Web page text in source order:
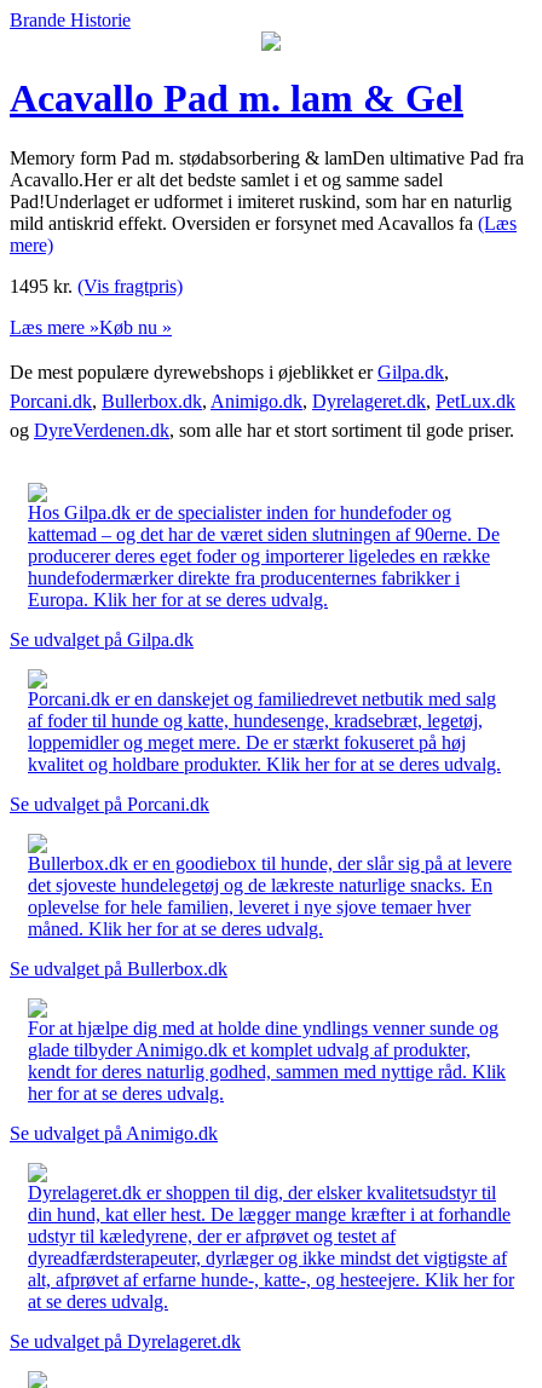
Brande Historie
Acavallo Pad m. lam & Gel
Memory form Pad m. stødabsorbering & lamDen ultimative Pad fra
Acavallo.Her er alt det bedste samlet i et og samme sadel
Pad!Underlaget er udformet i imiteret ruskind, som har en naturlig
mild antiskrid effekt. Oversiden er forsynet med Acavallos fa (Læs
mere)
1495 kr. (Vis fragtpris)
Læs mere »Køb nu »
De mest populære dyrewebshops i øjeblikket erGilpa.dk,
Porcani.dk, Bullerbox.dk, Animigo.dk, Dyrelageret.dk, PetLux.dk
og DyreVerdenen.dk, som alle har et stort sortiment til gode priser.
Hos Gilpa.dk er de specialister inden for hundefoder og
kattemad – og det har de været siden slutningen af 90erne. De
producerer deres eget foder og importerer ligeledes en række
hundefodermærker direkte fra producenternes fabrikker i
Europa. Klik her for at se deres udvalg.
Se udvalget på Gilpa.dk
Porcani.dk er en danskejet og familiedrevet netbutik med salg
af foder til hunde og katte, hundesenge, kradsebræt, legetøj,
loppemidler og meget mere. De er stærkt fokuseret på høj
kvalitet og holdbare produkter. Klik her for at se deres udvalg.
Se udvalget på Porcani.dk
Bullerbox.dk er en goodiebox til hunde, der slår sig på at levere
det sjoveste hundelegetøj og de lækreste naturlige snacks. En
oplevelse for hele familien, leveret i nye sjove temaer hver
måned. Klik her for at se deres udvalg.
Se udvalget på Bullerbox.dk
For at hjælpe dig med at holde dine yndlings venner sunde og
glade tilbyder Animigo.dk et komplet udvalg af produkter,
kendt for deres naturlig godhed, sammen med nyttige råd. Klik
her for at se deres udvalg.
Se udvalget på Animigo.dk
Dyrelageret.dk er shoppen til dig, der elsker kvalitetsudstyr til
din hund, kat eller hest. De lægger mange kræfter i at forhandle
udstyr til kæledyrene, der er afprøvet og testet af
dyreadfærdsterapeuter, dyrlæger og ikke mindst det vigtigste af
alt, afprøvet af erfarne hunde-, katte-, og hesteejere. Klik her for
at se deres udvalg.
Se udvalget på Dyrelageret.dk